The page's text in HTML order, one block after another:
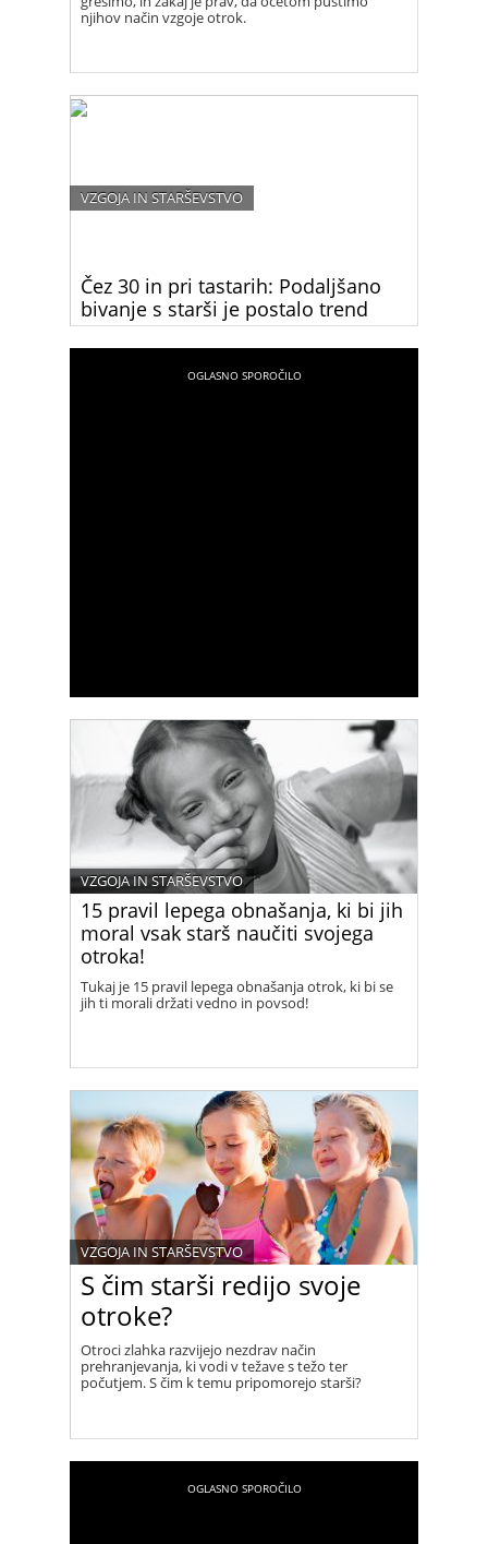
njihov način vzgoje otrok.
Čez 30 in pri tastarih: Podaljšano
bivanje s starši je postalo trend
VZGOJA IN STARŠEVSTVO
zapustijo”družinskega gnezda” in zakaj bi ga
15 pravil lepega obnašanja, ki bi jih
moral vsak starš naučiti svojega
otroka!
VZGOJA IN STARŠEVSTVO
Tukaj je 15 pravil lepega obnašanja otrok, ki bi se
jih ti morali držati vedno in povsod!
S čim starši redijo svoje
otroke?
VZGOJA IN STARŠEVSTVO
Otroci zlahka razvijejo nezdrav način
prehranjevanja, ki vodi v težave s težo ter
počutjem. S čim k temu pripomorejo starši?